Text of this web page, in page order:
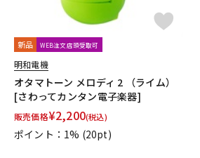
新品 WEB注文店頭受取可
明和電機
オタマトーン メロディ 2 （ライム）
[さわってカンタン電子楽器]
販売価格¥2,200(税込)
ポイント：1% (20pt)